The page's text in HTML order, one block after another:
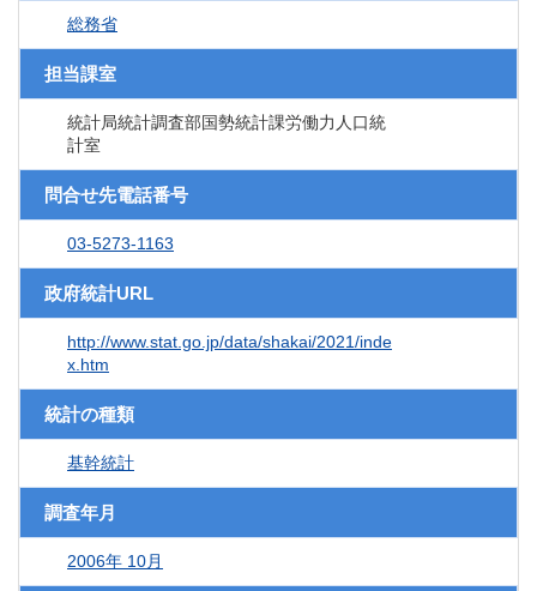
総務省
担当課室
統計局統計調査部国勢統計課労働力人口統
計室
問合せ先電話番号
03-5273-1163
政府統計URL
http://www.stat.go.jp/data/shakai/2021/inde
x.htm
統計の種類
基幹統計
調査年月
2006年 10月